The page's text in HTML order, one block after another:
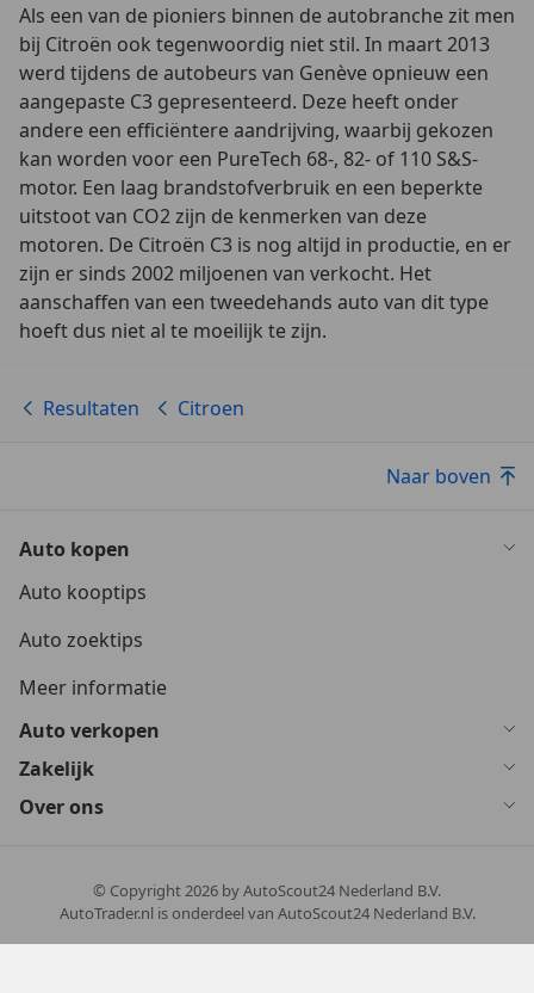
Als een van de pioniers binnen de autobranche zit men
bij Citroën ook tegenwoordig niet stil. In maart 2013
werd tijdens de autobeurs van Genève opnieuw een
aangepaste C3 gepresenteerd. Deze heeft onder
andere een efficiëntere aandrijving, waarbij gekozen
kan worden voor een PureTech 68-, 82- of 110 S&S-
motor. Een laag brandstofverbruik en een beperkte
uitstoot van CO2 zijn de kenmerken van deze
motoren. De Citroën C3 is nog altijd in productie, en er
zijn er sinds 2002 miljoenen van verkocht. Het
aanschaffen van een tweedehands auto van dit type
hoeft dus niet al te moeilijk te zijn.
Resultaten Citroen
Naar boven
Auto kopen
Auto kooptips
Auto zoektips
Meer informatie
Auto verkopen
Zakelijk
Over ons
© Copyright2026 by AutoScout24 Nederland B.V.
AutoTrader.nl is onderdeel van AutoScout24 Nederland B.V.